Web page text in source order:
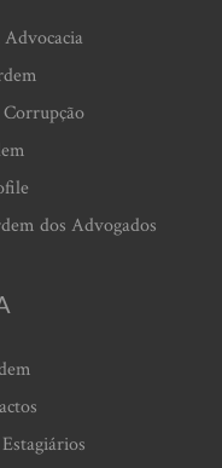
Corrupção
dos Advogados